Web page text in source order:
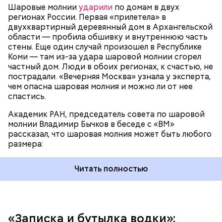
Шаровые молнииударили по домам в двух
регионах России. Первая «прилетела» в
двухквартирный деревянный дом в Архангельской
области — пробила обшивку и внутреннюю часть
стены. Еще один случай произошел в Республике
Коми — там из-за удара шаровой молнии сгорел
частный дом. Люди в обоих регионах, к счастью, не
пострадали. «Вечерняя Москва» узнала у эксперта,
чем опасна шаровая молния и можно ли от нее
спастись.
Академик РАН, председатель совета по шаровой
молнии Владимир Бычков в беседе с «ВМ»
рассказал, что шаровая молния может быть любого
размера:
Читать полностью
«Записка и бутылка водки»:
транспорт. Привезли в полк. Построились. Сказали,
По его словам, солдаты не знали о масштабах
трагедии. Подобных аварий раньше не случалось.
Поэтому он не испытывал страха.
За свою земную жизнь он совершил множество
добрых дел во славу Божию.